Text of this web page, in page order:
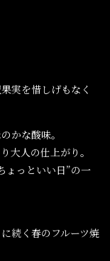
実を惜しげもなく
かな酸味。
大人の仕上がり。
ょっといい日”の一
続く春のフルーツ焼